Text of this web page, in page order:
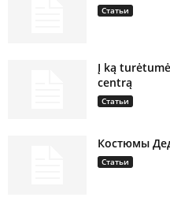
Статьи
Į ką
centrą
Статьи
Костюмы
Статьи